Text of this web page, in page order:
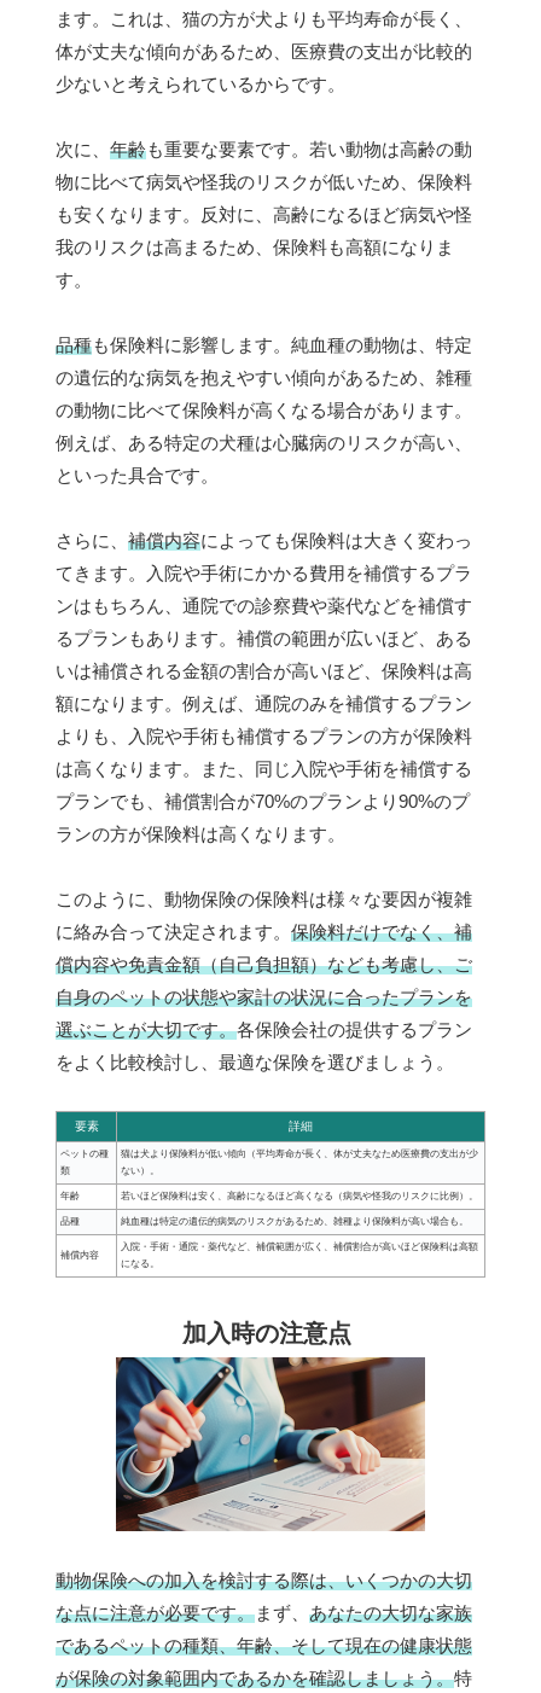
ます。これは、猫の方が犬よりも平均寿命が長く、
体が丈夫な傾向があるため、医療費の支出が比較的
少ないと考えられているからです。
次に、 年齢も重要な要素です。若い動物は高齢の動
物に比べて病気や怪我のリスクが低いため、保険料
も安くなります。反対に、高齢になるほど病気や怪
我のリスクは高まるため、保険料も高額になりま
す。
品種も保険料に影響します。純血種の動物は、特定
の遺伝的な病気を抱えやすい傾向があるため、雑種
の動物に比べて保険料が高くなる場合があります。
例えば、ある特定の犬種は心臓病のリスクが高い、
といった具合です。
さらに、 補償内容によっても保険料は大きく変わっ
てきます。入院や手術にかかる費用を補償するプラ
ンはもちろん、通院での診察費や薬代などを補償す
るプランもあります。補償の範囲が広いほど、ある
いは補償される金額の割合が高いほど、保険料は高
額になります。例えば、通院のみを補償するプラン
よりも、入院や手術も補償するプランの方が保険料
は高くなります。また、同じ入院や手術を補償する
プランでも、補償割合が70%のプランより90%のプ
ランの方が保険料は高くなります。
このように、動物保険の保険料は様々な要因が複雑
に絡み合って決定されます。 保険料だけでなく、補
償内容や免責金額（自己負担額）なども考慮し、ご
自身のペットの状態や家計の状況に合ったプランを
選ぶことが大切です。各保険会社の提供するプラン
をよく比較検討し、最適な保険を選びましょう。
要素 詳細
ペットの種
類
猫は犬より保険料が低い傾向（平均寿命が長く、体が丈夫なため医療費の支出が少
ない）。
年齢 若いほど保険料は安く、高齢になるほど高くなる（病気や怪我のリスクに比例）。
品種 純血種は特定の遺伝的病気のリスクがあるため、雑種より保険料が高い場合も。
補償内容
入院・手術・通院・薬代など、補償範囲が広く、補償割合が高いほど保険料は高額
になる。
加入時の注意点
動物保険への加入を検討する際は、いくつかの大切
な点に注意が必要です。まず、 あなたの大切な家族
であるペットの種類、年齢、そして現在の健康状態
が保険の対象範囲内であるかを確認しましょう。特